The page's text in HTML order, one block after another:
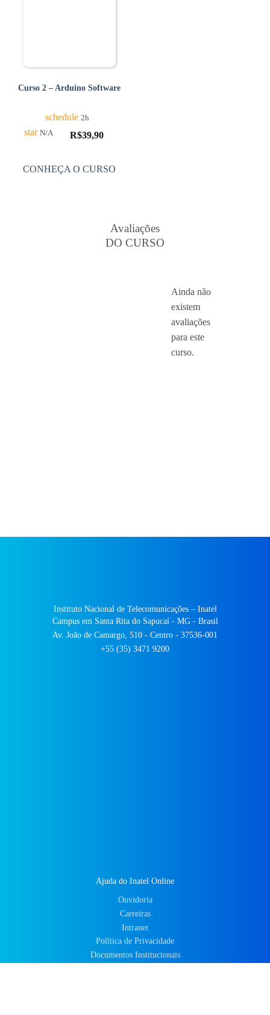
Curso 2 – Arduino Software
schedule 2h
star N/A R$39,90
CONHEÇA O CURSO
Avaliações
DO CURSO
Ainda não
existem
avaliações
para este
curso.
Instituto Nacional de Telecomunicações – Inatel
Campus em Santa Rita do Sapucaí - MG - Brasil
Av. João de Camargo, 510 - Centro - 37536-001
+55 (35) 3471 9200
Ajuda do Inatel Online
Ouvidoria
Carreiras
Intranet
Política de Privacidade
Documentos Institucionais